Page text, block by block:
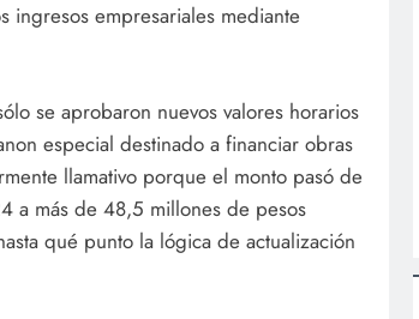
ingresos empresariales mediante
se aprobaron nuevos valores horarios
especial destinado a financiar obras
llamativo porque el monto pasó de
a más de 48,5 millones de pesos
qué punto la lógica de actualización